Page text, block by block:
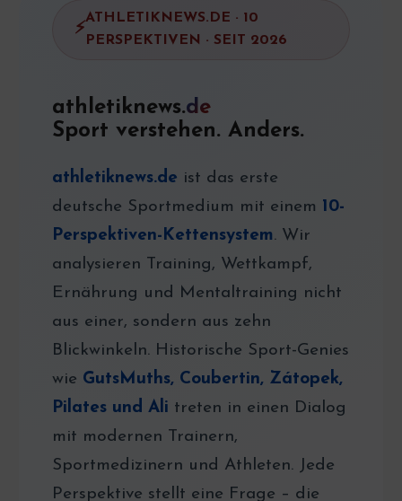
ATHLETIKNEWS.DE · 10
PERSPEKTIVEN · SEIT 2026
athletiknews.de
Sport verstehen. Anders.
athletiknews.de ist das erste
deutsche Sportmedium mit einem 10-
Perspektiven-Kettensystem. Wir
analysieren Training, Wettkampf,
Ernährung und Mentaltraining nicht
aus einer, sondern aus zehn
Blickwinkeln. Historische Sport-Genies
wie GutsMuths, Coubertin, Zátopek,
Pilates und Ali treten in einen Dialog
mit modernen Trainern,
Sportmedizinern und Athleten. Jede
Perspektive stellt eine Frage – die